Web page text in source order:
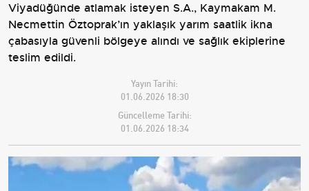
Viyadüğünde atlamak isteyen S.A., Kaymakam M.
Necmettin Öztoprak’ın yaklaşık yarım saatlik ikna
çabasıyla güvenli bölgeye alındı ve sağlık ekiplerine
teslim edildi.
Yayın Tarihi:
01.06.2026 18:30
Güncelleme Tarihi:
01.06.2026 18:34